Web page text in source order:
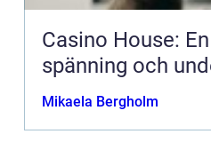
Casino House:
spänning och
Mikaela Bergholm